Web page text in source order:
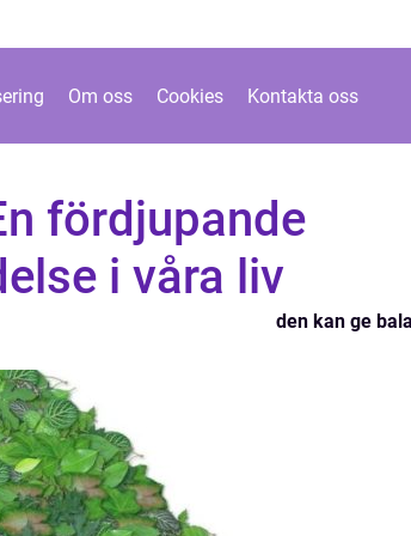
Om oss Cookies Kontakta oss
fördjupande
i våra liv
den kan ge